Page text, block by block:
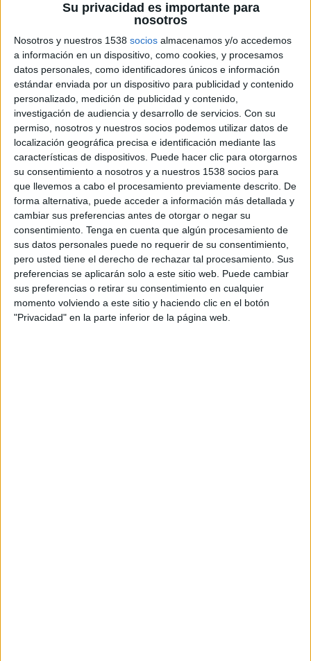
Su privacidad es importante para
nosotros
Nosotros y nuestros 1538 socios almacenamos y/o accedemos
a información en un dispositivo, como cookies, y procesamos
datos personales, como identificadores únicos e información
estándar enviada por un dispositivo para publicidad y contenido
personalizado, medición de publicidad y contenido,
investigación de audiencia y desarrollo de servicios. Con su
permiso, nosotros y nuestros socios podemos utilizar datos de
localización geográfica precisa e identificación mediante las
características de dispositivos. Puede hacer clic para otorgarnos
su consentimiento a nosotros y a nuestros 1538 socios para
que llevemos a cabo el procesamiento previamente descrito. De
forma alternativa, puede acceder a información más detallada y
cambiar sus preferencias antes de otorgar o negar su
consentimiento. Tenga en cuenta que algún procesamiento de
sus datos personales puede no requerir de su consentimiento,
pero usted tiene el derecho de rechazar tal procesamiento. Sus
preferencias se aplicarán solo a este sitio web. Puede cambiar
sus preferencias o retirar su consentimiento en cualquier
momento volviendo a este sitio y haciendo clic en el botón
"Privacidad" en la parte inferior de la página web.
Roca també s’ha mostrat crítica amb el cabal
del riu Ter ja que se’n fa una sobreexplotació
que malmet l’ecosistema fluvial. "Cal garantir el
cabal ecològic del riu" ha dit l’alcadable
republicana que també creu que "s’hauria de
gestionar millor els espais naturals vinculats al
Ter al seu pas per la ciutat, i potenciar-ne
també els usos turístics i lúdics".
Una altra mesura que ha proposat és fer dos
rebuts diferenciats pel servei d’escombraries i el
d’aigua, "ja que el d'escombraries és molt més
car que el de l'aigua i així es veuria millor el
cost de l’aigua i en facilitaria l'estalvi".